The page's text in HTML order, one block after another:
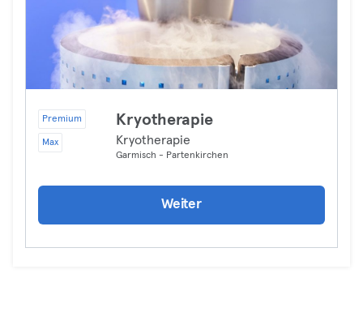
Premium
Max
Kryotherapie
Kryotherapie
Garmisch - Partenkirchen
Weiter